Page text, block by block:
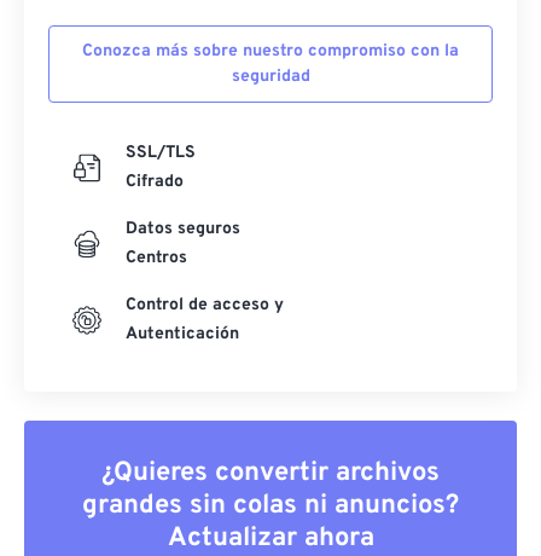
Conozca más sobre nuestro compromiso con la
seguridad
SSL/TLS
Cifrado
Datos seguros
Centros
Control de acceso y
Autenticación
¿Quieres convertir archivos
grandes sin colas ni anuncios?
Actualizar ahora